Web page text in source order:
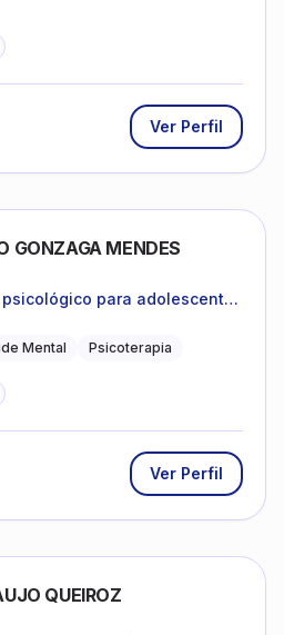
Ver Perfil
GONZAGA MENDES
para adolescentes
Mental Psicoterapia
Ver Perfil
QUEIROZ